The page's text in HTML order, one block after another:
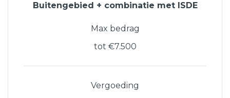
Buitengebied + combinatie met ISDE
Max bedrag
tot €7.500
Vergoeding